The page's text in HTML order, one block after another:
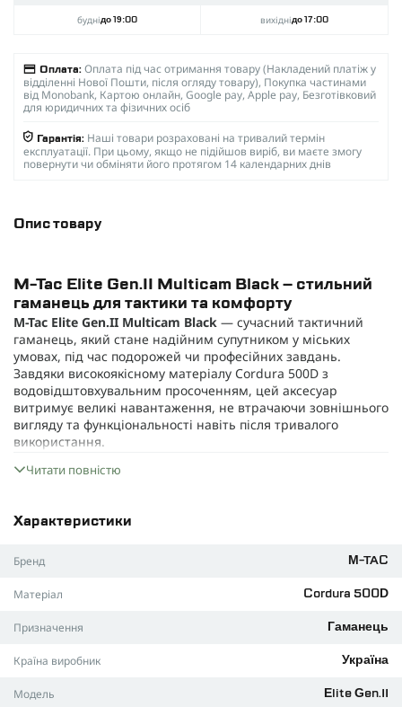
буднідо 19:00 вихіднідо 17:00
Оплата: Оплата під час отримання товару (Накладений платіж у
відділенні Нової Пошти, після огляду товару), Покупка частинами
від Monobank, Картою онлайн, Google pay, Apple pay, Безготівковий
для юридичних та фізичних осіб
Гарантія: Наші товари розраховані на тривалий термін
експлуатації. При цьому, якщо не підійшов виріб, ви маєте змогу
повернути чи обміняти його протягом 14 календарних днів
Опис товару
M-Tac Elite Gen.II Multicam Black – стильний
гаманець для тактики та комфорту
M-Tac Elite Gen.II Multicam Black — сучасний тактичний
гаманець, який стане надійним супутником у міських
умовах, під час подорожей чи професійних завдань.
Завдяки високоякісному матеріалу Cordura 500D з
водовідштовхувальним просоченням, цей аксесуар
витримує великі навантаження, не втрачаючи зовнішнього
вигляду та функціональності навіть після тривалого
використання.
Гаманець має компактну форму (12×10 см), ідеально
тож ви навряд чи відчуєте його присутність. Спеціальна
швидкий доступ до готівки, карток та документів, навіть
коли маєте обмаль часу.
Кілька внутрішніх відділень дозволяють впорядковано
документи.
Міцний матеріал із водозахисною властивістю
протистоїть зношуванню і погодним впливам.
Камуфляжне забарвлення Multicam Black підкреслить
Читати повністю
Характеристики
Бренд M-TAC
Матеріал Cordura 500D
Призначення Гаманець
Країна виробник Україна
Модель Elite Gen.II